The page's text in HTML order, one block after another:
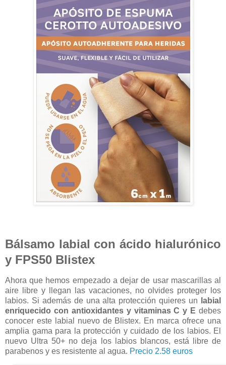
Bálsamo labial con ácido hialurónico
y FPS50 Blistex
Ahora que hemos empezado a dejar de usar mascarillas al
aire libre y llegan las vacaciones, no olvides proteger los
labios. Si además de una alta protección quieres un
labial
enriquecido con antioxidantes y vitaminas C y E debes
conocer este labial nuevo de Blistex. En marca ofrece una
amplia gama para la protección y cuidado de los labios. El
nuevo Ultra 50+ no deja los labios blancos, está libre de
parabenos y es resistente al agua. Precio 2.58 euros